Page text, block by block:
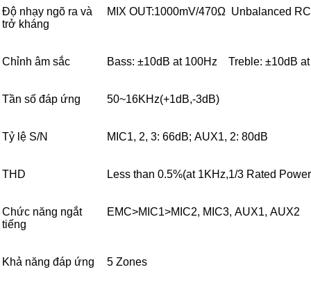
Độ nhạy ngõ ra và
trở kháng
MIX OUT:1000mV/470Ω Unbalanced
Chỉnh âm sắc Bass: ±10dB at 100Hz Treble: ±10dB
Tần số đáp ứng 50~16KHz(+1dB,-3dB)
Tỷ lệ S/N MIC1, 2, 3: 66dB; AUX1, 2: 80dB
THD Less than 0.5%(at 1KHz,1/3 Rated
Chức năng ngắt
tiếng
EMC>MIC1>MIC2, MIC3, AUX1, AUX2
Khả năng đáp ứng 5 Zones